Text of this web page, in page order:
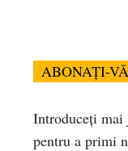
ABONAȚI-VĂ
Introduceți mai
pentru a primi